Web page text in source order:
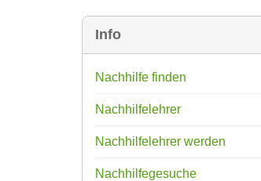
Info
Nachhilfe finden
Nachhilfelehrer
Nachhilfelehrer werden
Nachhilfegesuche